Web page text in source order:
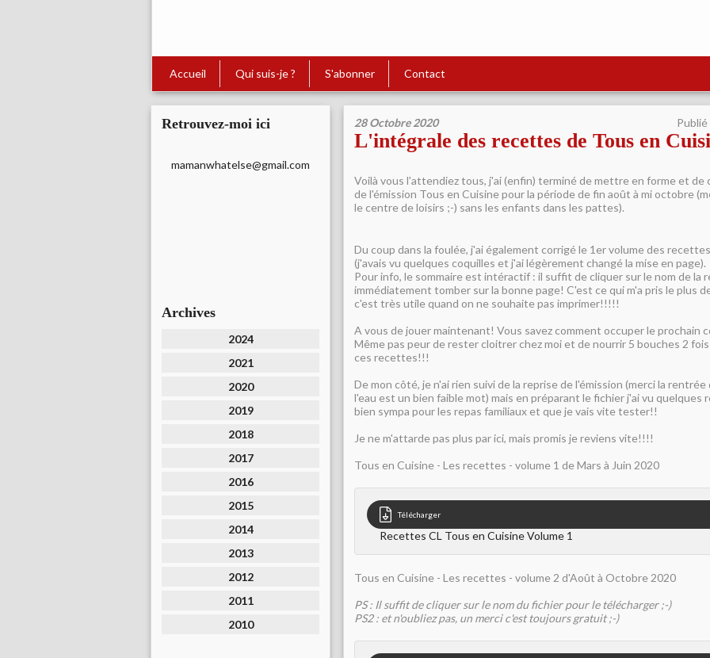
Accueil Qui suis-je ? S'abonner Contact
Retrouvez-moi ici
mamanwhatelse@gmail.com
Archives
2024
2021
2020
2019
2018
2017
2016
2015
2014
2013
2012
2011
2010
28 Octobre 2020 Publié
L'intégrale des recettes de Tous en
Voilà vous l'attendiez tous, j'ai (enfin) terminé de mettre en forme et de
de l'émission Tous en Cuisine pour la période de fin août à mi octobre
le centre de loisirs ;-) sans les enfants dans les pattes).
Du coup dans la foulée, j'ai également corrigé le 1er volume des
(j'avais vu quelques coquilles et j'ai légèrement changé la mise en page).
Pour info, le sommaire est intéractif : il suffit de cliquer sur le nom de la
immédiatement tomber sur la bonne page! C'est ce qui m'a pris le plus
c'est très utile quand on ne souhaite pas imprimer!!!!!
A vous de jouer maintenant! Vous savez comment occuper le prochain
Même pas peur de rester cloitrer chez moi et de nourrir 5 bouches 2
ces recettes!!!
De mon côté, je n'ai rien suivi de la reprise de l'émission (merci la rentrée
l'eau est un bien faible mot) mais en préparant le fichier j'ai vu quelques
bien sympa pour les repas familiaux et que je vais vite tester!!
Je ne m'attarde pas plus par ici, mais promis je reviens vite!!!!
Tous en Cuisine - Les recettes - volume 1 de Mars à Juin 2020
Télécharger
Recettes CL Tous en Cuisine Volume 1
Tous en Cuisine - Les recettes - volume 2 d'Août à Octobre 2020
PS : Il suffit de cliquer sur le nom du fichier pour le télécharger ;-)
PS2 : et n'oubliez pas, un merci c'est toujours gratuit ;-)